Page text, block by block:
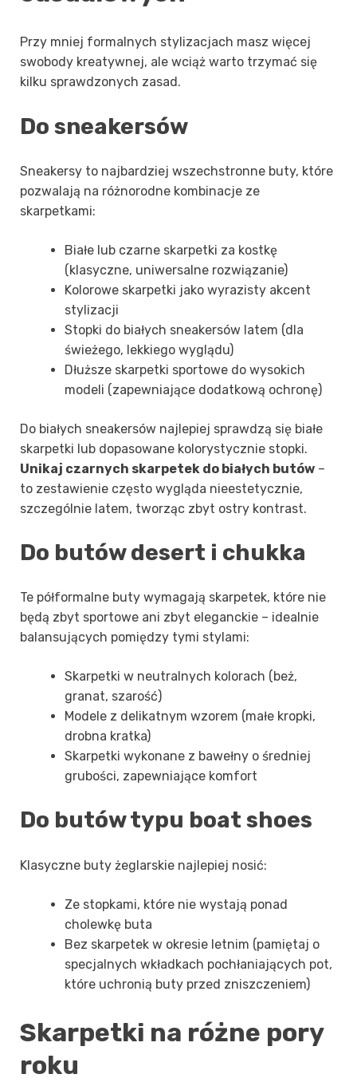
Przy mniej formalnych stylizacjach masz więcej
swobody kreatywnej, ale wciąż warto trzymać się
kilku sprawdzonych zasad.
Do sneakersów
Sneakersy to najbardziej wszechstronne buty, które
pozwalają na różnorodne kombinacje ze
skarpetkami:
Białe lub czarne skarpetki za kostkę
(klasyczne, uniwersalne rozwiązanie)
Kolorowe skarpetki jako wyrazisty akcent
stylizacji
Stopki do białych sneakersów latem (dla
świeżego, lekkiego wyglądu)
Dłuższe skarpetki sportowe do wysokich
modeli (zapewniające dodatkową ochronę)
Do białych sneakersów najlepiej sprawdzą się białe
skarpetki lub dopasowane kolorystycznie stopki.
Unikaj czarnych skarpetek do białych butów –
to zestawienie często wygląda nieestetycznie,
szczególnie latem, tworząc zbyt ostry kontrast.
Do butów desert i chukka
Te półformalne buty wymagają skarpetek, które nie
będą zbyt sportowe ani zbyt eleganckie – idealnie
balansujących pomiędzy tymi stylami:
Skarpetki w neutralnych kolorach (beż,
granat, szarość)
Modele z delikatnym wzorem (małe kropki,
drobna kratka)
Skarpetki wykonane z bawełny o średniej
grubości, zapewniające komfort
Do butów typu boat shoes
Klasyczne buty żeglarskie najlepiej nosić:
Ze stopkami, które nie wystają ponad
cholewkę buta
Bez skarpetek w okresie letnim (pamiętaj o
specjalnych wkładkach pochłaniających pot,
które uchronią buty przed zniszczeniem)
Skarpetki na różne pory
roku